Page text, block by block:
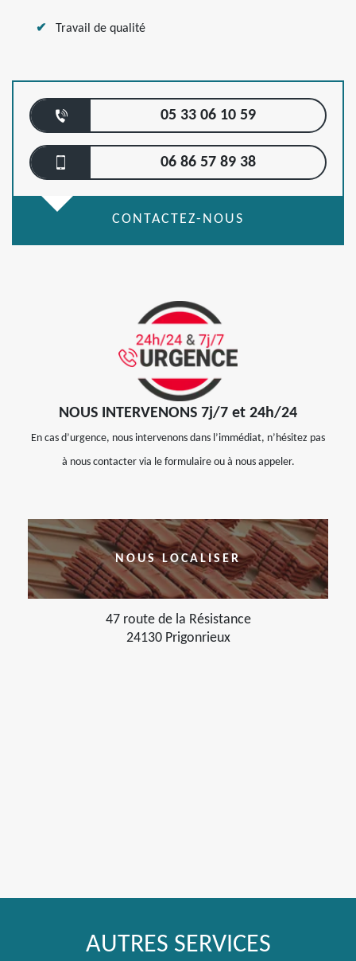
Travail de qualité
05 33 06 10 59
06 86 57 89 38
CONTACTEZ-NOUS
NOUS INTERVENONS 7j/7 et 24h/24
En cas d’urgence, nous intervenons dans l’immédiat, n’hésitez pas
à nous contacter via le formulaire ou à nous appeler.
NOUS LOCALISER
47 route de la Résistance
24130 Prigonrieux
AUTRES SERVICES